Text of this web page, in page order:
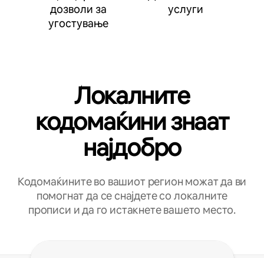
дозволи за
угостување
услуги
Локалните
кодомаќини знаат
најдобро
Кодомаќините во вашиот регион можат да ви
помогнат да се снајдете со локалните
прописи и да го истакнете вашето место.